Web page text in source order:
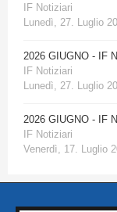
IF Notiziari
Lunedì, 27. Luglio
2026 GIUGNO - IF
IF Notiziari
Lunedì, 27. Luglio
2026 GIUGNO - IF
IF Notiziari
Venerdì, 17. Luglio